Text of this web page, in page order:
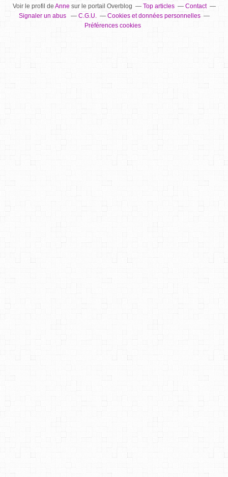
Voir le profil deAnnesur le portail Overblog Top articles
Contact
Signaler un abus
C.G.U.
Cookies et données personnelles
Préférences cookies